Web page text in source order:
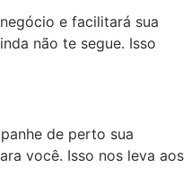
e facilitará sua
não te segue. Isso
de perto sua
você. Isso nos leva aos